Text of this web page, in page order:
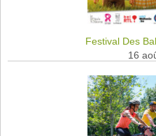
Festival Des
16